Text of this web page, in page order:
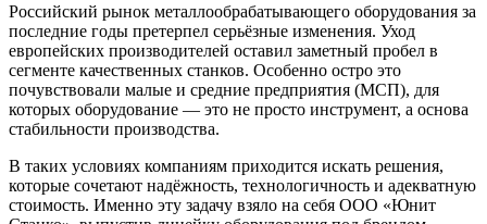
Российский рынок металлообрабатывающего оборудования за
последние годы претерпел серьёзные изменения. Уход
европейских производителей оставил заметный пробел в
сегменте качественных станков. Особенно остро это
почувствовали малые и средние предприятия (МСП), для
которых оборудование — это не просто инструмент, а основа
стабильности производства.
В таких условиях компаниям приходится искать решения,
которые сочетают надёжность, технологичность и адекватную
стоимость. Именно эту задачу взяло на себя ООО «Юнит